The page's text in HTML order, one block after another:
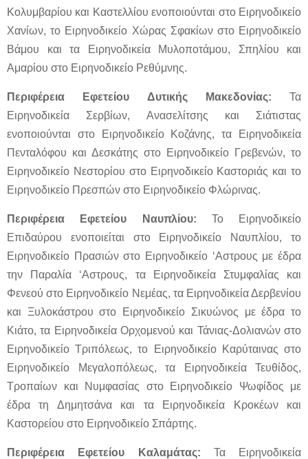
Κολυμβαρίου και Καστελλίου ενοποιούνται στο Ειρηνοδικείο
Χανίων, το Ειρηνοδικείο Χώρας Σφακίων στο Ειρηνοδικείο
Βάμου και τα Ειρηνοδικεία Μυλοποτάμου, Σπηλίου και
Αμαρίου στο Ειρηνοδικείο Ρεθύμνης.
Περιφέρεια Εφετείου Δυτικής Μακεδονίας: Τα
Ειρηνοδικεία Σερβίων, Ανασελίτσης και Σιάτιστας
ενοποιούνται στο Ειρηνοδικείο Κοζάνης, τα Ειρηνοδικεία
Πενταλόφου και Δεσκάτης στο Ειρηνοδικείο Γρεβενών, το
Ειρηνοδικείο Νεστορίου στο Ειρηνοδικείο Καστοριάς και το
Ειρηνοδικείο Πρεσπών στο Ειρηνοδικείο Φλώρινας.
Περιφέρεια Εφετείου Ναυπλίου: Το Ειρηνοδικείο
Επιδαύρου ενοποιείται στο Ειρηνοδικείο Ναυπλίου, το
Ειρηνοδικείο Πρασιών στο Ειρηνοδικείο ‘Αστρους με έδρα
την Παραλία ‘Αστρους, τα Ειρηνοδικεία Στυμφαλίας και
Φενεού στο Ειρηνοδικείο Νεμέας, τα Ειρηνοδικεία Δερβενίου
και Ξυλοκάστρου στο Ειρηνοδικείο Σικυώνος με έδρα το
Κιάτο, τα Ειρηνοδικεία Ορχομενού και Τάνιας-Δολιανών στο
Ειρηνοδικείο Τριπόλεως, το Ειρηνοδικείο Καρύταινας στο
Ειρηνοδικείο Μεγαλοπόλεως, τα Ειρηνοδικεία Τευθίδος,
Τροπαίων και Νυμφασίας στο Ειρηνοδικείο Ψωφίδος με
έδρα τη Δημητσάνα και τα Ειρηνοδικεία Κροκέων και
Καστορείου στο Ειρηνοδικείο Σπάρτης.
Περιφέρεια Εφετείου Καλαμάτας: Τα Ειρηνοδικεία